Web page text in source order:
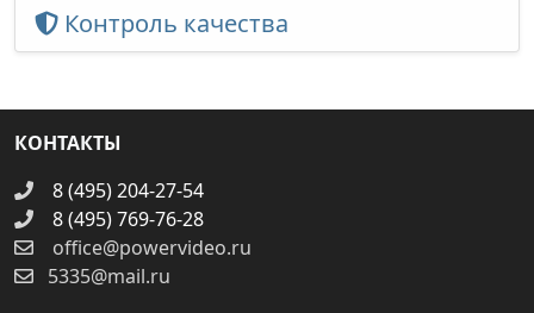
Контроль качества
КОНТАКТЫ
8 (495) 204-27-54
8 (495) 769-76-28
office@powervideo.ru
5335@mail.ru